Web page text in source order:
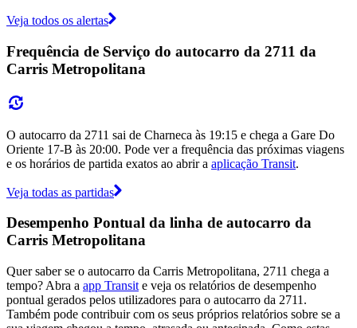
Veja todos os alertas
Frequência de Serviço do autocarro da 2711 da
Carris Metropolitana
O autocarro da 2711 sai de Charneca às 19:15 e chega a Gare Do
Oriente 17-B às 20:00. Pode ver a frequência das próximas viagens
e os horários de partida exatos ao abrir a aplicação Transit.
Veja todas as partidas
Desempenho Pontual da linha de autocarro da
Carris Metropolitana
Quer saber se o autocarro da Carris Metropolitana, 2711 chega a
tempo? Abra a app Transit e veja os relatórios de desempenho
pontual gerados pelos utilizadores para o autocarro da 2711.
Também pode contribuir com os seus próprios relatórios sobre se a